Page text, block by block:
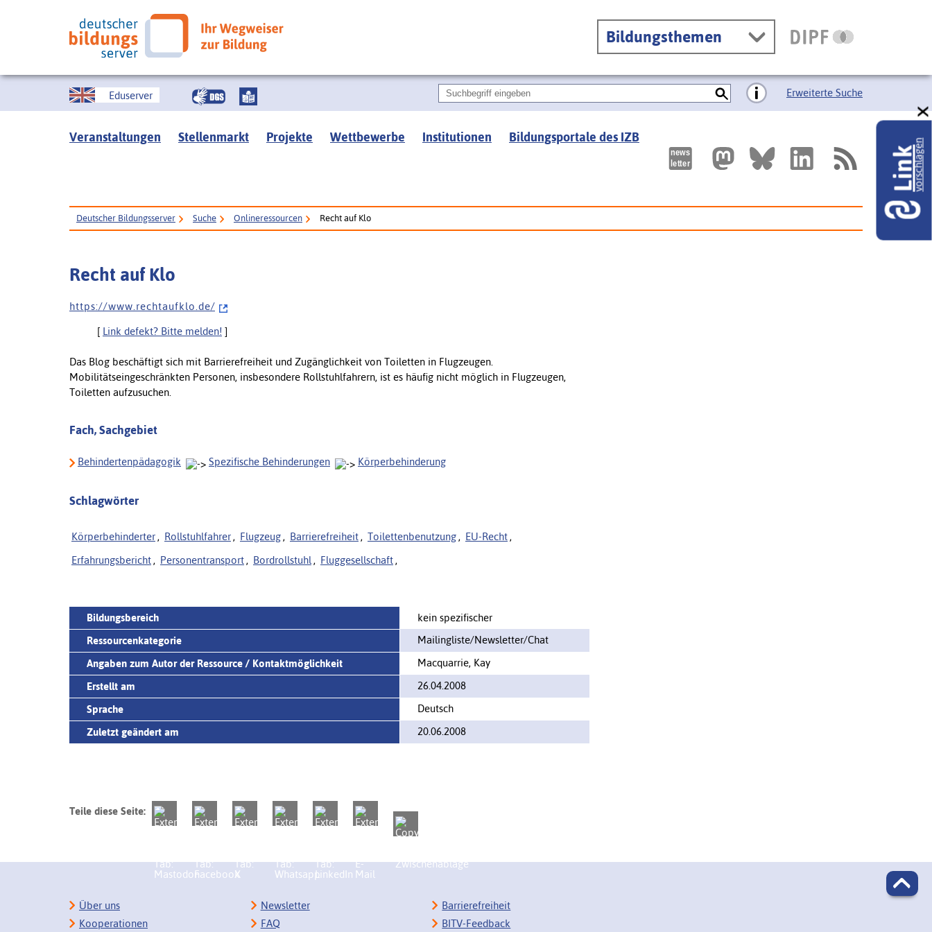
Bildungsthemen
Eduserver Erweiterte Suche
Veranstaltungen Stellenmarkt Projekte Wettbewerbe Institutionen Bildungsportale des IZB
Deutscher Bildungsserver Suche Onlineressourcen Recht auf Klo
Recht auf Klo
h t t p s : / / w w w . r e c h t a u f k l o . d e /
[ Link defekt? Bitte melden! ]
Das Blog beschäftigt sich mit Barrierefreiheit und Zugänglichkeit von Toiletten in Flugzeugen.
Mobilitätseingeschränkten Personen, insbesondere Rollstuhlfahrern, ist es häufig nicht möglich in Flugzeugen,
Toiletten aufzusuchen.
Fach, Sachgebiet
Behindertenpädagogik Spezifische Behinderungen Körperbehinderung
Schlagwörter
Körperbehinderter , Rollstuhlfahrer , Flugzeug , Barrierefreiheit , Toilettenbenutzung , EU-Recht ,
Erfahrungsbericht , Personentransport , Bordrollstuhl , Fluggesellschaft ,
Bildungsbereich
kein spezifischer
Ressourcenkategorie
Mailingliste/Newsletter/Chat
Angaben zum Autor der Ressource / Kontaktmöglichkeit
Macquarrie, Kay
Erstellt am
26.04.2008
Sprache
Deutsch
Zuletzt geändert am
20.06.2008
Teile diese Seite:
Linkvorschlagen
Über uns
Kooperationen
Newsletter
FAQ
Barrierefreiheit
BITV-Feedback